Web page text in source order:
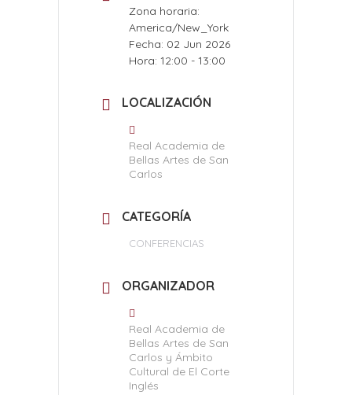
Zona horaria:
America/New_York
Fecha: 02 Jun 2026
Hora: 12:00 - 13:00
LOCALIZACIÓN
Real Academia de
Bellas Artes de San
Carlos
CATEGORÍA
CONFERENCIAS
ORGANIZADOR
Real Academia de
Bellas Artes de San
Carlos y Ámbito
Cultural de El Corte
Inglés